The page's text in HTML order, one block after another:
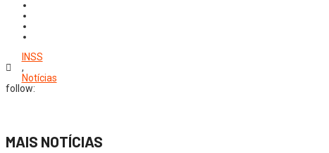
INSS
,
Notícias
follow:
MAIS NOTÍCIAS